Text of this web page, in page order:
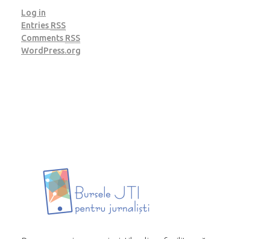
Log in
Entries RSS
Comments RSS
WordPress.org